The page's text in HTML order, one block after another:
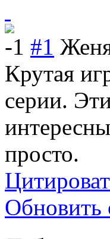
-1 #1
Крутая
серии.
просто.
Обновить